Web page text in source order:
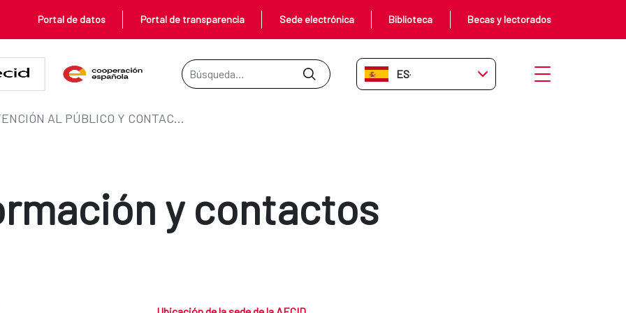
Portal de datos Portal de transparencia Sede electrónica Biblioteca Becas y lectorados
Barra de búsqueda
ES-ES Abrir menú
ATENCIÓN AL PÚBLICO Y CONTACTO
y contactos